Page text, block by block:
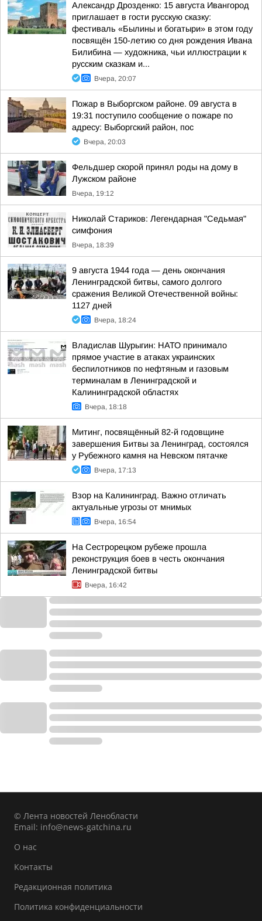
Александр Дрозденко: 15 августа Ивангород
приглашает в гости русскую сказку:
фестиваль «Былины и богатыри» в этом году
посвящён 150-летию со дня рождения Ивана
Билибина — художника, чьи иллюстрации к
русским сказкам и...
Вчера, 20:07
Пожар в Выборгском районе. 09 августа в
19:31 поступило сообщение о пожаре по
адресу: Выборгский район, пос
Вчера, 20:03
Фельдшер скорой принял роды на дому в
Лужском районе
Вчера, 19:12
Николай Стариков: Легендарная "Седьмая"
симфония
Вчера, 18:39
9 августа 1944 года — день окончания
Ленинградской битвы, самого долгого
сражения Великой Отечественной войны:
1127 дней
Вчера, 18:24
Владислав Шурыгин: НАТО принимало
прямое участие в атаках украинских
беспилотников по нефтяным и газовым
терминалам в Ленинградской и
Калининградской областях
Вчера, 18:18
Митинг, посвящённый 82-й годовщине
завершения Битвы за Ленинград, состоялся
у Рубежного камня на Невском пятачке
Вчера, 17:13
Взор на Калининград. Важно отличать
актуальные угрозы от мнимых
Вчера, 16:54
На Сестрорецком рубеже прошла
реконструкция боев в честь окончания
Ленинградской битвы
Вчера, 16:42
© Лента новостей Ленобласти
Email: info@news-gatchina.ru
О нас
Контакты
Редакционная политика
Политика конфиденциальности